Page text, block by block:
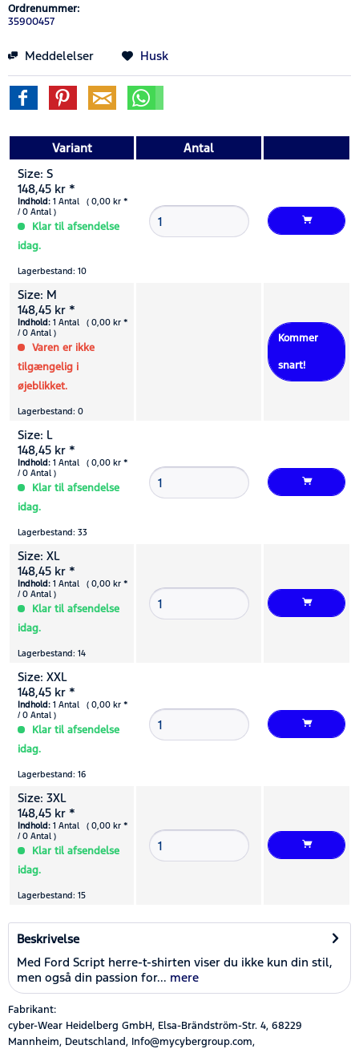
Ordrenummer:
35900457
Meddelelser Husk
Variant
Antal
Size: S
148,45 kr *
Indhold: 1 Antal ( 0,00 kr *
/ 0 Antal )
Klar til afsendelse
idag.
Lagerbestand: 10
Size: M
148,45 kr *
Indhold: 1 Antal ( 0,00 kr *
/ 0 Antal )
Varen er ikke
tilgængelig i
øjeblikket.
Lagerbestand: 0
Kommer
snart!
Size: L
148,45 kr *
Indhold: 1 Antal ( 0,00 kr *
/ 0 Antal )
Klar til afsendelse
idag.
Lagerbestand: 33
Size: XL
148,45 kr *
Indhold: 1 Antal ( 0,00 kr *
/ 0 Antal )
Klar til afsendelse
idag.
Lagerbestand: 14
Size: XXL
148,45 kr *
Indhold: 1 Antal ( 0,00 kr *
/ 0 Antal )
Klar til afsendelse
idag.
Lagerbestand: 16
Size: 3XL
148,45 kr *
Indhold: 1 Antal ( 0,00 kr *
/ 0 Antal )
Klar til afsendelse
idag.
Lagerbestand: 15
Beskrivelse
Med Ford Script herre-t-shirten viser du ikke kun din stil,
men også din passion for... mere
Fabrikant:
cyber-Wear Heidelberg GmbH, Elsa-Brändström-Str. 4, 68229
Mannheim, Deutschland, Info@mycybergroup.com,